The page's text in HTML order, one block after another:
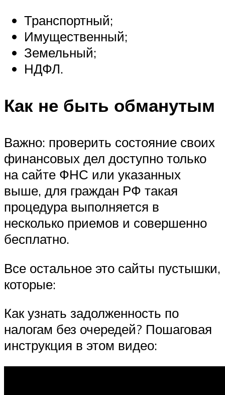
Транспортный;
Имущественный;
Земельный;
НДФЛ.
Как не быть обманутым
Важно: проверить состояние своих
финансовых дел доступно только
на сайте ФНС или указанных
выше, для граждан РФ такая
процедура выполняется в
несколько приемов и совершенно
бесплатно.
Все остальное это сайты пустышки,
которые:
Как узнать задолженность по
налогам без очередей? Пошаговая
инструкция в этом видео: